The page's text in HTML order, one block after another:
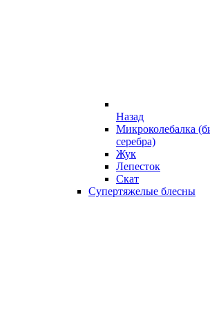
Назад
Микроколебалка
серебра)
Жук
Лепесток
Скат
Супертяжелые блесны